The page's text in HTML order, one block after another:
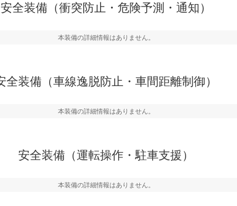
するプリクラッシュブレ
備されています。
見えにくい場所に潜む
テムなどが装備されて
インテリジェンスパーキン
万が一車体が衝撃を受
安全装備（衝突防止・危険予測・通知）
本装備の詳細情報はありません。
全装備（車線逸脱防止・車間距離制御）
本装備の詳細情報はありません。
安全装備（運転操作・駐車支援）
本装備の詳細情報はありません。